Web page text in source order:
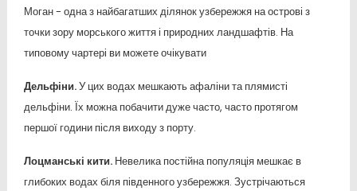
Моган - одна з найбагатших ділянок узбережжя на острові з
точки зору морського життя і природних ландшафтів. На
типовому чартері ви можете очікувати
Дельфіни.У цих водах мешкають афаліни та плямисті
дельфіни. Їх можна побачити дуже часто, часто протягом
першої години після виходу з порту.
Лоцманські кити. Невелика постійна популяція мешкає в
глибоких водах біля південного узбережжя. Зустрічаються